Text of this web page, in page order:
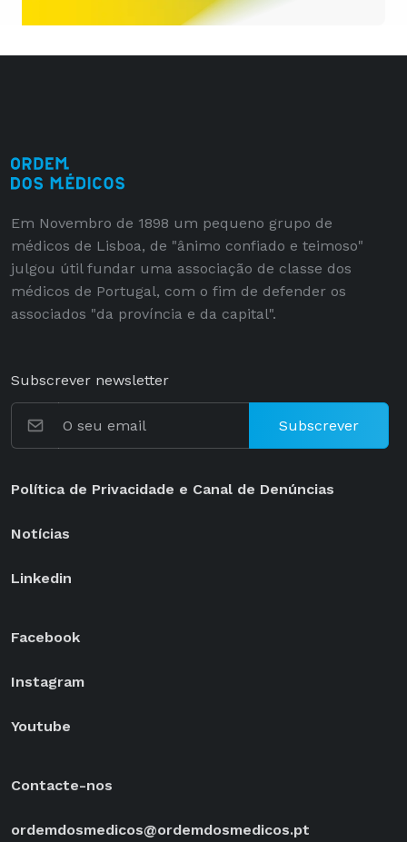
Em Novembro de 1898 um pequeno grupo de
médicos de Lisboa, de "ânimo confiado e teimoso"
julgou útil fundar uma associação de classe dos
médicos de Portugal, com o fim de defender os
associados "da província e da capital".
Subscrever newsletter
Subscrever
Política de Privacidade e Canal de Denúncias
Notícias
Linkedin
Facebook
Instagram
Youtube
Contacte-nos
ordemdosmedicos@ordemdosmedicos.pt